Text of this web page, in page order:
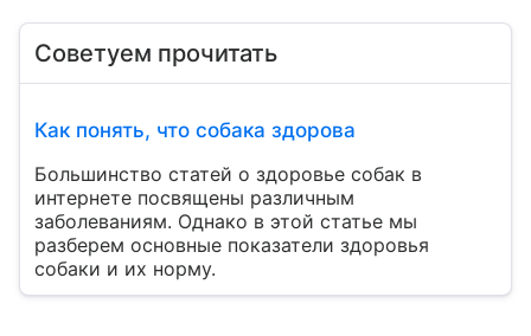
Советуем прочитать
Как понять, что собака здорова
Большинство статей о здоровье собак в
интернете посвящены различным
заболеваниям. Однако в этой статье мы
разберем основные показатели здоровья
собаки и их норму.